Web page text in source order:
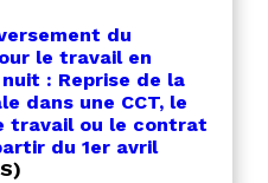
du
le travail en
: Reprise de la
dans une CCT, le
travail ou le contrat
du 1er avril